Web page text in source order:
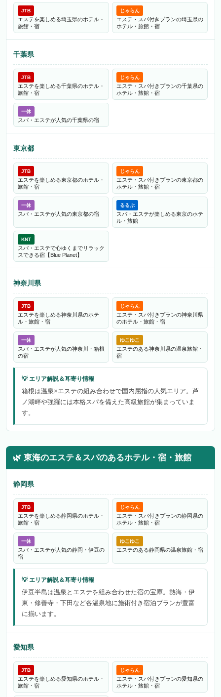
JTB
エステを楽しめる埼玉県のホテル・
旅館・宿
じゃらん
エステ・スパ付きプランの埼玉県の
ホテル・旅館・宿
千葉県
JTB
エステを楽しめる千葉県のホテル・
旅館・宿
じゃらん
エステ・スパ付きプランの千葉県の
ホテル・旅館・宿
一休
スパ・エステが人気の千葉県の宿
東京都
JTB
エステを楽しめる東京都のホテル・
旅館・宿
じゃらん
エステ・スパ付きプランの東京都の
ホテル・旅館・宿
一休
スパ・エステが人気の東京都の宿
るるぶ
スパ・エステが楽しめる東京のホテ
ル・旅館
KNT
スパ・エステで心ゆくまでリラック
スできる宿【Blue Planet】
神奈川県
JTB
エステを楽しめる神奈川県のホテ
ル・旅館・宿
じゃらん
エステ・スパ付きプランの神奈川県
のホテル・旅館・宿
一休
スパ・エステが人気の神奈川・箱根
の宿
ゆこゆこ
エステのある神奈川県の温泉旅館・
宿
箱根は温泉×エステの組み合わせで国内屈指の人気エリア。芦
ノ湖畔や強羅には本格スパを備えた高級旅館が集まっていま
す。
🌿 東海のエステ＆スパのあるホテル・宿・旅館
静岡県
JTB
エステを楽しめる静岡県のホテル・
旅館・宿
じゃらん
エステ・スパ付きプランの静岡県の
ホテル・旅館・宿
一休
スパ・エステが人気の静岡・伊豆の
宿
ゆこゆこ
エステのある静岡県の温泉旅館・宿
伊豆半島は温泉とエステを組み合わせた宿の宝庫。熱海・伊
東・修善寺・下田など各温泉地に施術付き宿泊プランが豊富
に揃います。
愛知県
JTB
エステを楽しめる愛知県のホテル・
旅館・宿
じゃらん
エステ・スパ付きプランの愛知県の
ホテル・旅館・宿